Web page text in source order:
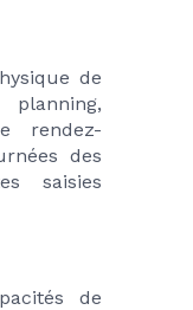
de
rendez-
des
saisies
de